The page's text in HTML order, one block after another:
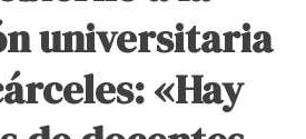
universitaria
«Hay